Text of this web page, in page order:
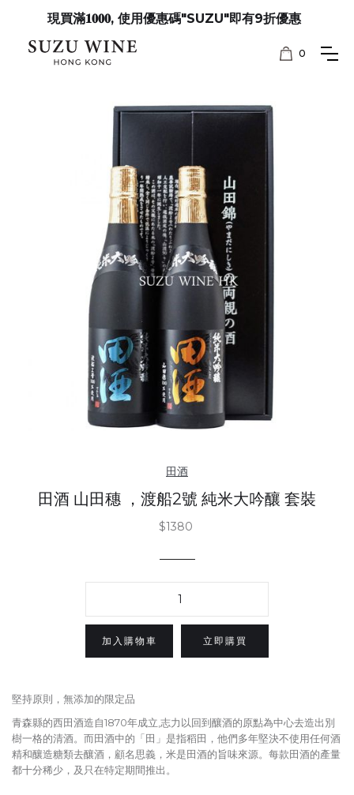
現買滿𝟏𝟎𝟎𝟎, 使用優惠碼"SUZU"即有9折優惠
0
田酒
田酒 山田穗 ，渡船2號 純米大吟釀 套裝
$1380
立即購買
堅持原則，無添加的限定品
青森縣的西田酒造自1870年成立,志力以回到釀酒的原點為中心去造出別
樹一格的清酒。而田酒中的「田」是指稻田，他們多年堅決不使用任何酒
精和釀造糖類去釀酒，顧名思義，米是田酒的旨味來源。每款田酒的產量
都十分稀少，及只在特定期間推出。